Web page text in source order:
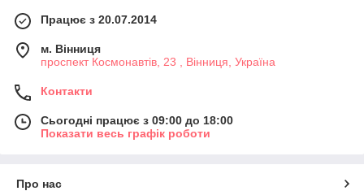
Працює з 20.07.2014
м. Вінниця
проспект Космонавтів, 23 , Вінниця, Україна
Контакти
Сьогодні працює з 09:00 до 18:00
Показати весь графік роботи
Про нас